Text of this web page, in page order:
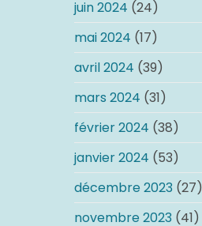
juin 2024 (24)
mai 2024 (17)
avril 2024 (39)
mars 2024 (31)
février 2024 (38)
janvier 2024 (53)
décembre 2023 (27)
novembre 2023 (41)